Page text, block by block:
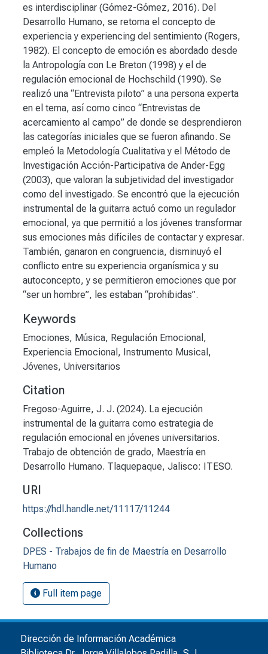
es interdisciplinar (Gómez-Gómez, 2016). Del
Desarrollo Humano, se retoma el concepto de
experiencia y experiencing del sentimiento (Rogers,
1982). El concepto de emoción es abordado desde
la Antropología con Le Breton (1998) y el de
regulación emocional de Hochschild (1990). Se
realizó una “Entrevista piloto” a una persona experta
en el tema, así como cinco “Entrevistas de
acercamiento al campo” de donde se desprendieron
las categorías iniciales que se fueron afinando. Se
empleó la Metodología Cualitativa y el Método de
Investigación Acción-Participativa de Ander-Egg
(2003), que valoran la subjetividad del investigador
como del investigado. Se encontró que la ejecución
instrumental de la guitarra actuó como un regulador
emocional, ya que permitió a los jóvenes transformar
sus emociones más difíciles de contactar y expresar.
También, ganaron en congruencia, disminuyó el
conflicto entre su experiencia organísmica y su
autoconcepto, y se permitieron emociones que por
“ser un hombre”, les estaban “prohibidas”.
Keywords
Emociones, Música, Regulación Emocional ,
Experiencia Emocional , Instrumento Musical ,
Jóvenes, Universitarios
Citation
Fregoso-Aguirre, J. J. (2024). La ejecución
instrumental de la guitarra como estrategia de
regulación emocional en jóvenes universitarios.
Trabajo de obtención de grado, Maestría en
Desarrollo Humano. Tlaquepaque, Jalisco: ITESO.
URI
https://hdl.handle.net/11117/11244
Collections
DPES - Trabajos de fin de Maestría en Desarrollo
Humano
Full item page
Dirección de Información Académica